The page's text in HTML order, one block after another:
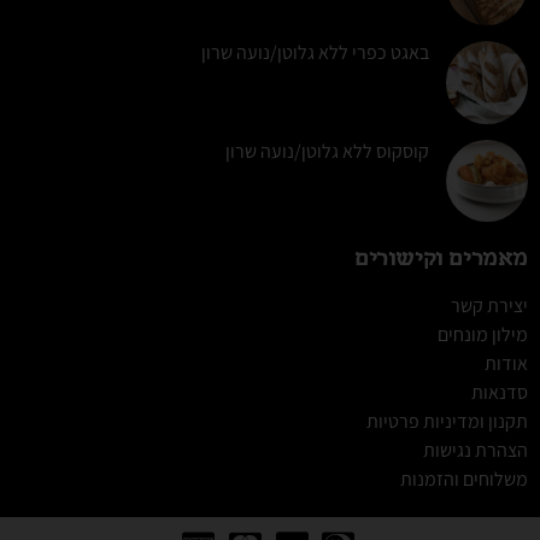
באגט כפרי ללא גלוטן/נועה שרון
קוסקוס ללא גלוטן/נועה שרון
מאמרים וקישורים
יצירת קשר
מילון מונחים
אודות
סדנאות
תקנון ומדיניות פרטיות
הצהרת נגישות
משלוחים והזמנות